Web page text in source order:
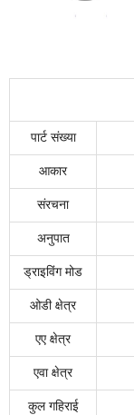
पार्ट संख्या
आकार
संरचना
अनुपात
ड्राइविंग मोड
ओडी क्षेत्र
एए क्षेत्र
एवा क्षेत्र
कुल गहिराई